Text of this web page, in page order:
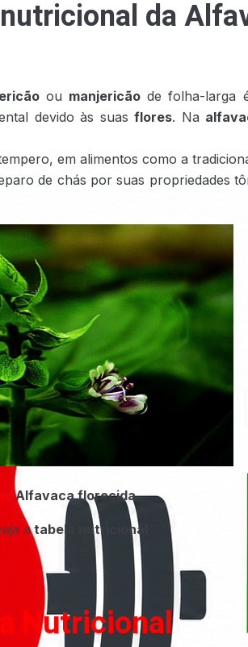
da
ou manjericãode folha-larga
devido às suas flores. Na
em alimentos como a
de chás por suas propriedades
Alfavaca florecida
atabela nutricional
Nutricional